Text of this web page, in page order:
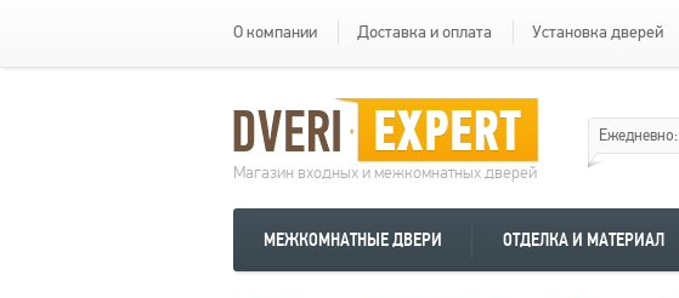
О компании Доставка и оплата Установка дверей
Магазин входных и межкомнатных дверей
Ежедневно:
МЕЖКОМНАТНЫЕ ДВЕРИ ОТДЕЛКА И МАТЕРИАЛ